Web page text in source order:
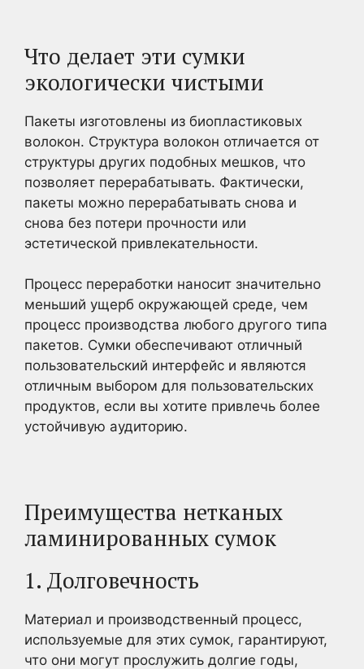
Что делает эти сумки
экологически чистыми
Пакеты изготовлены из биопластиковых
волокон. Структура волокон отличается от
структуры других подобных мешков, что
позволяет перерабатывать. Фактически,
пакеты можно перерабатывать снова и
снова без потери прочности или
эстетической привлекательности.
Процесс переработки наносит значительно
меньший ущерб окружающей среде, чем
процесс производства любого другого типа
пакетов. Сумки обеспечивают отличный
пользовательский интерфейс и являются
отличным выбором для пользовательских
продуктов, если вы хотите привлечь более
устойчивую аудиторию.
Преимущества нетканых
ламинированных сумок
1. Долговечность
Материал и производственный процесс,
используемые для этих сумок, гарантируют,
что они могут прослужить долгие годы,